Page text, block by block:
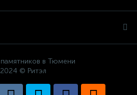
в Тюмени
2024 © Ритэл